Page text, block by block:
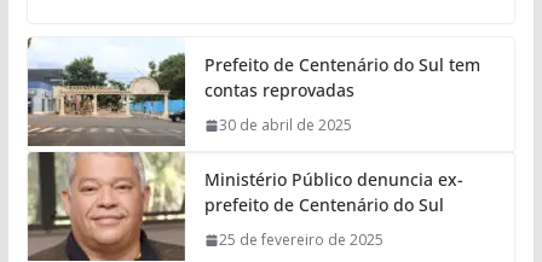
Prefeito de Centenário do Sul tem
contas reprovadas
30 de abril de 2025
Ministério Público denuncia ex-
prefeito de Centenário do Sul
25 de fevereiro de 2025